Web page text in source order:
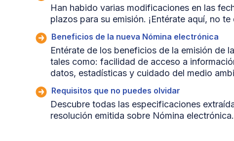
Han habido varias modificaciones en las
plazos para su emisión. ¡Entérate aquí, no te
Beneficios de la nueva Nómina electrónica
Entérate de los beneficios de la emisión de
tales como: facilidad de acceso a
datos, estadísticas y cuidado del medio
Requisitos que no puedes olvidar
Descubre todas las especificaciones
resolución emitida sobre Nómina electrónica.